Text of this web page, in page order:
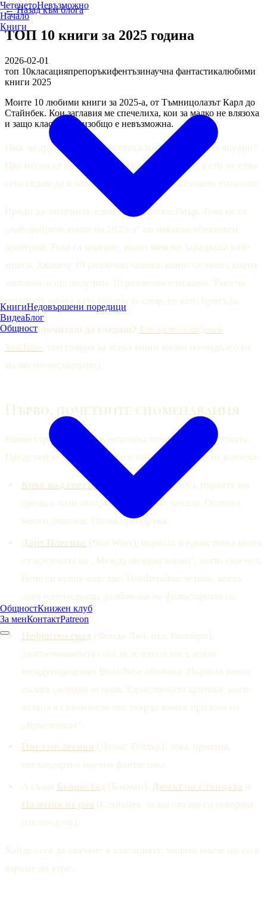
ЧетенетоНевъзможно
Начало
Книги
КнигиНедовършени поредици
ВидеаБлог
Общност
ОбщностКнижен клуб
За менКонтактPatreon
← Назад към блога
ТОП 10 книги за 2025 година
2026-02-01
топ 10класацияпрепоръкифентъзинаучна фантастикалюбими
книги 2025
Моите 10 любими книги за 2025-а, от Тъмницолазът Карл до
Стайнбек. Кои заглавия ме спечелиха, кои за малко не влязоха
и защо класацията изобщо е невъзможна.
Има ли други, които не усетиха кога мина целият януари?
Цял месец се каня да направя тази класация, а ето че едва
сега сядам да я напиша. Здравейте, невъзможни читатели.
Преди да започнем, един голям дисклеймър. Това не са
„най-добрите книги на 2025-а" по някакъв обективен
критерий. Това са книгите, които мен ме зарадваха най-
много. Хванете 10 различни човека, които са чели същите
заглавия, и ще получите 10 различни класации. Така че
приемете моята като покана за спор, не като присъда.
🎥Предпочиташ да гледаш? Ето цялото видео в
YouTube, там говоря за всяка книга малко по-надълго (и
малко по-несвързано).
Първо, почетните споменавания
Някои страхотни книги останаха точно извън десятката.
Представете си колко силен е топ 10, щом тези не влязоха:
Кръв над светъл пристан
(М. Л. Уанг), първата ми
среща с тази авторка и страхотно начало. Останах
много доволен. Силна препоръка.
Дарт Плегиъс (Star Wars), първата и единствена книга
от вселената на „Междузвездни войни", която съм чел.
Вече си купих още две. Необичайно четиво, което
дава изненадваща дълбочина на философията на
тъмната страна.
Нефритен град (Фонда Лий, изд. Колибри),
дългоочакваната сага за зелената кост, която
международният BookTube обожава. Първата книга
полага солидна основа. Единствената критика, която
остана в съзнанието ми: твърде много прилича на
„Кръстникът".
Ние сме легион (Денис Тейлър), лека, приятна,
нестандартна научна фантастика.
А също Бьорнстад (Бакман), Домът на слънцата и
На изток от рая (Стайнбек, за когото ще си говорим
пак по-долу).
Хайде сега да скачаме в класацията, защото иначе ще си я
караме до утре.